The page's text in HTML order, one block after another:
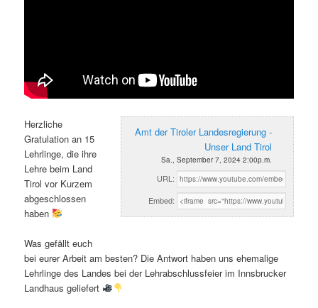
Amt der Tiroler Landesregierung -
Unser Land Tirol
Sa., September 7, 2024 2:00p.m.
URL:
Embed:
Herzliche
Gratulation an 15
Lehrlinge, die ihre
Lehre beim Land
Tirol vor Kurzem
abgeschlossen
haben
Was gefällt euch
bei eurer Arbeit am besten? Die Antwort haben uns ehemalige
Lehrlinge des Landes bei der Lehrabschlussfeier im Innsbrucker
Landhaus geliefert